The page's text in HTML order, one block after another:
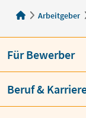
Arbeitgeber
Für Bewerber
Beruf &